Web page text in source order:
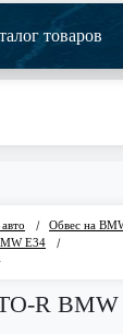
товаров
/ Обвес на
E34
/
R BMW